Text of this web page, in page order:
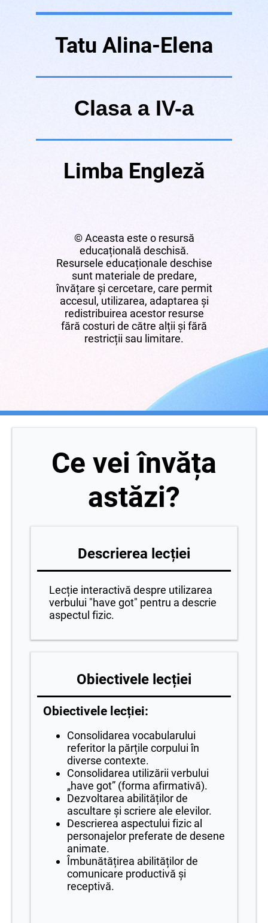
Tatu Alina-Elena
Clasa a IV-a
Limba Engleză
© Aceasta este o resursă
educațională deschisă.
Resursele educaționale deschise
sunt materiale de predare,
învățare și cercetare, care permit
accesul, utilizarea, adaptarea și
redistribuirea acestor resurse
fără costuri de către alții și fără
restricții sau limitare.
Ce vei învăța
astăzi?
Descrierea lecției
Lecție interactivă despre utilizarea
verbului "have got" pentru a descrie
aspectul fizic.
Obiectivele lecției
Obiectivele lecției:
Consolidarea vocabularului
referitor la părțile corpului în
diverse contexte.
Consolidarea utilizării verbului
„have got” (forma afirmativă).
Dezvoltarea abilităților de
ascultare și scriere ale elevilor.
Descrierea aspectului fizic al
personajelor preferate de desene
animate.
Îmbunătățirea abilităților de
comunicare productivă și
receptivă.